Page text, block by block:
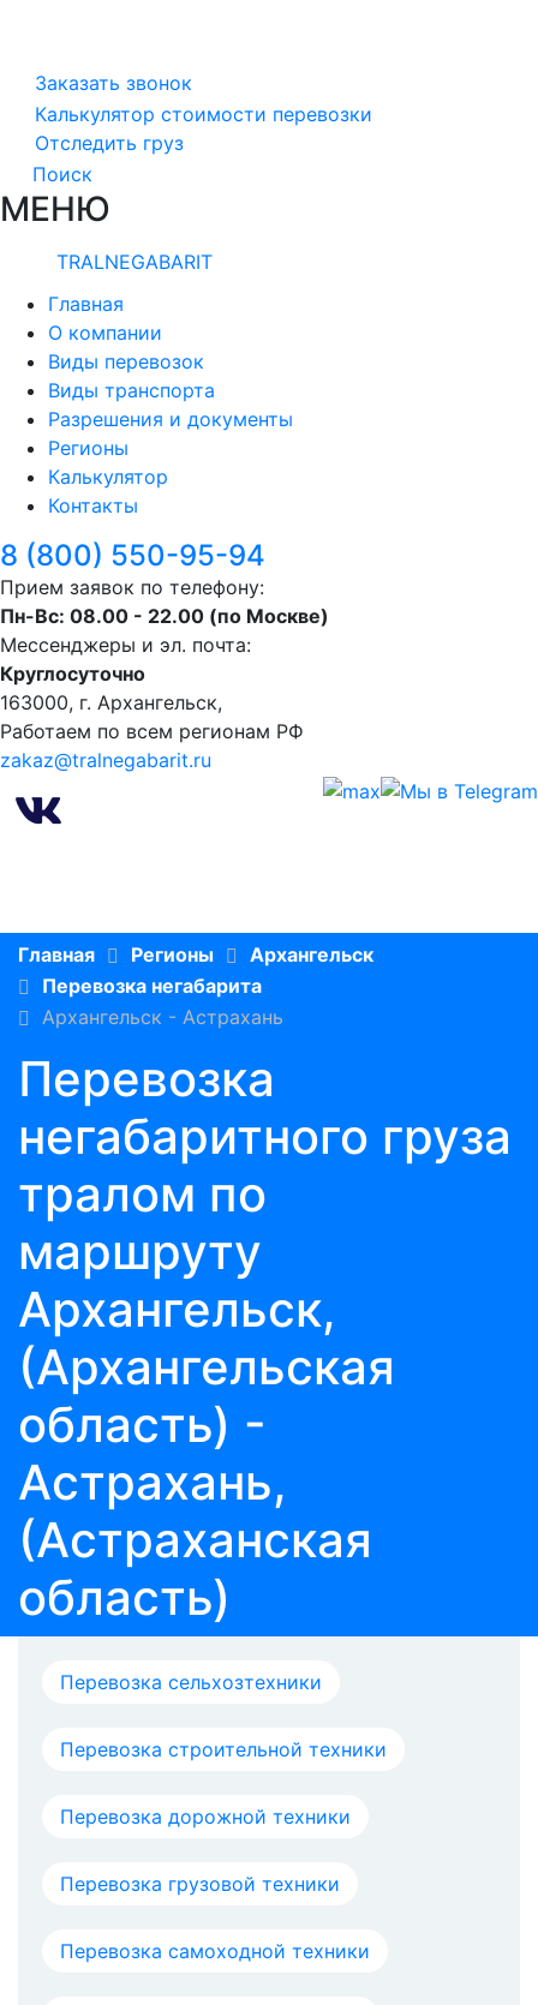
Заказать звонок
Калькулятор стоимости перевозки
Отследить груз
Поиск
МЕНЮ
TRALNEGABARIT
Главная
О компании
Виды перевозок
Виды транспорта
Разрешения и документы
Регионы
Калькулятор
Контакты
8 (800) 550-95-94
Прием заявок по телефону:
Пн-Вс: 08.00 - 22.00 (по Москве)
Мессенджеры и эл. почта:
Круглосуточно
163000, г. Архангельск,
Работаем по всем регионам РФ
zakaz@tralnegabarit.ru
Главная Регионы
Архангельск
Перевозка негабарита
Архангельск - Астрахань
Перевозка
негабаритного груза
тралом по
маршруту
Архангельск,
(Архангельская
область) -
Астрахань,
(Астраханская
область)
Перевозка сельхозтехники
Перевозка строительной техники
Перевозка дорожной техники
Перевозка грузовой техники
Перевозка самоходной техники